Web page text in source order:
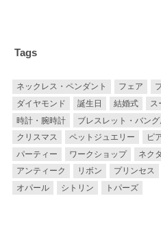
Tags
ネックレス・ペンダント フェア
ダイヤモンド
誕生日 結婚式 ス
時計・腕時計
ブレスレット・バン
クリスマス
ペットジュエリー ピ
パーティー
ワークショップ ネク
アンティーク
リボン プリンセス
オパール
シトリン トパーズ